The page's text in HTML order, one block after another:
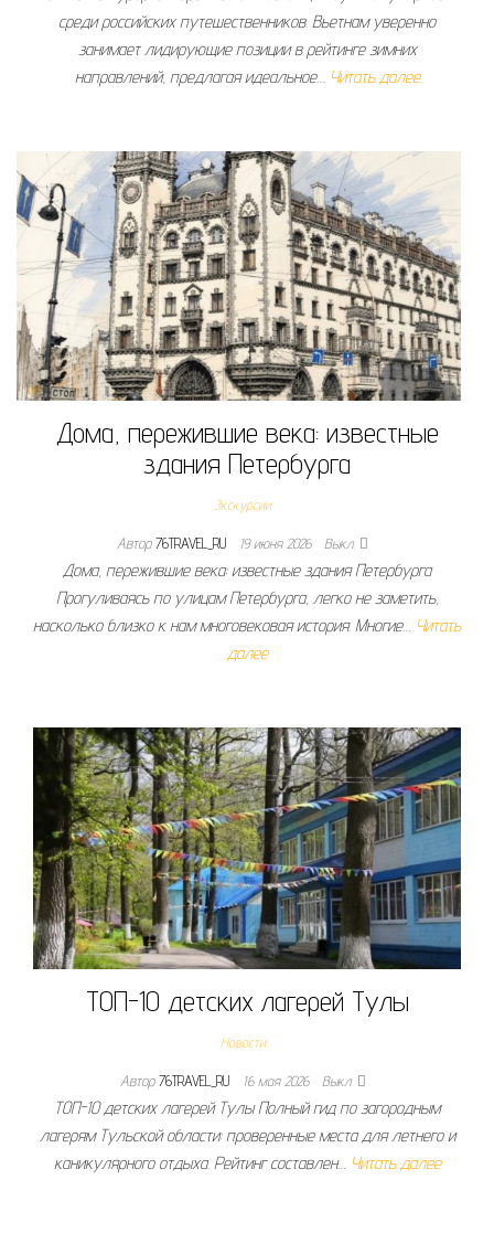
среди российских путешественников. Вьетнам уверенно
занимает лидирующие позиции в рейтинге зимних
направлений, предлагая идеальное…
Читать далее
Дома, пережившие века: известные
здания Петербурга
Экскурсии
Автор76TRAVEL_RU 19 июня 2026 Выкл.
Дома, пережившие века: известные здания Петербурга
Прогуливаясь по улицам Петербурга, легко не заметить,
насколько близко к нам многовековая история. Многие… Читать
далее
ТОП-10 детских лагерей Тулы
Новости
Автор76TRAVEL_RU 16 мая 2026 Выкл.
ТОП-10 детских лагерей Тулы Полный гид по загородным
лагерям Тульской области: проверенные места для летнего и
каникулярного отдыха. Рейтинг составлен… Читать далее